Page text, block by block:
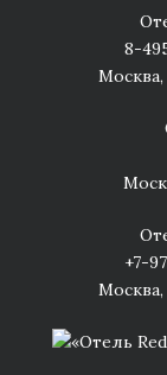
8-
Москва,
+7-
Москва,